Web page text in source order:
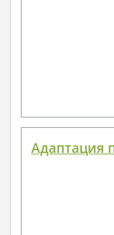
Адаптация